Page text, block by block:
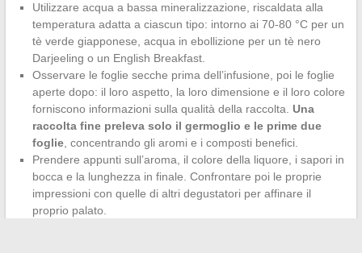
Utilizzare acqua a bassa mineralizzazione, riscaldata alla
temperatura adatta a ciascun tipo: intorno ai 70-80 °C per un
tè verde giapponese, acqua in ebollizione per un tè nero
Darjeeling o un English Breakfast.
Osservare le foglie secche prima dell’infusione, poi le foglie
aperte dopo: il loro aspetto, la loro dimensione e il loro colore
forniscono informazioni sulla qualità della raccolta. Una
raccolta fine preleva solo il germoglio e le prime due
foglie, concentrando gli aromi e i composti benefici.
Prendere appunti sull’aroma, il colore della liquore, i sapori in
bocca e la lunghezza in finale. Confrontare poi le proprie
impressioni con quelle di altri degustatori per affinare il
proprio palato.